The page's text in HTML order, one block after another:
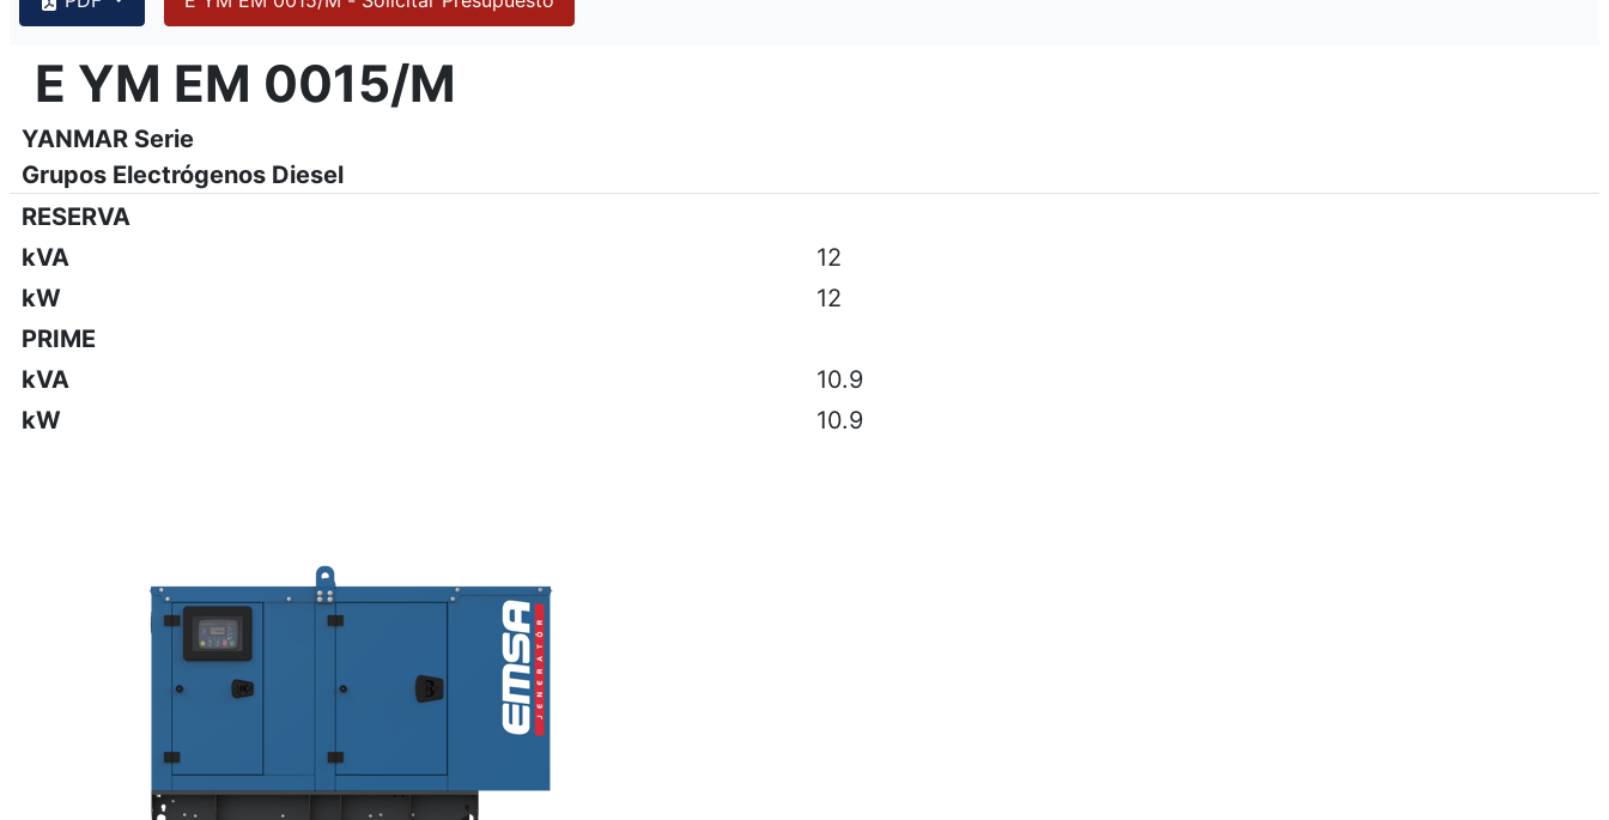
{PAGENO}
info@emsa.gen.tr |www.emsa.gen.tr
E YM EM 0015/M
E YM EM 0015/M
YANMAR Serie
Grupos Electrógenos Diesel
RESERVA
kVA
12
kW
12
PRIME
kVA
10.9
kW
10.9